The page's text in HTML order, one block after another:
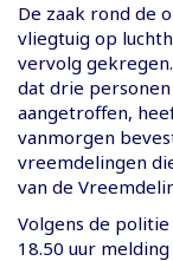
De zaak rond de
vliegtuig op
vervolg
dat drie
aangetroffen,
vanmorgen
vreemdelingen
van de
Volgens de
18.50 uur